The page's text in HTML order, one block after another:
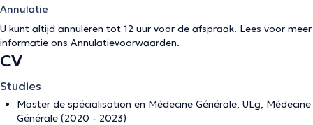
Annulatie
U kunt altijd annuleren tot 12 uur voor de afspraak. Lees voor meer
informatie ons Annulatievoorwaarden.
CV
Studies
Master de spécialisation en Médecine Générale, ULg, Médecine
Générale (2020 - 2023)